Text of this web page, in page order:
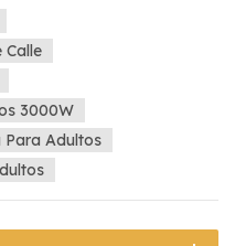
por qué vale la pena
eléctrico:
los scooters eléctricos
la huella de carbono
más limpio.Vespa del gas:
que emiten contaminantes
la calidad del aire.2.
eléctrico: ¡Diga
precios del combustible!
Calle
3000W
Para Adultos